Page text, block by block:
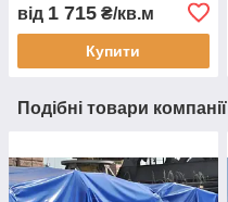
пилу вологи тепла з
монтажем Тент Строй
від 1 715 ₴/кв.м
Купити
Подібні товари компанії